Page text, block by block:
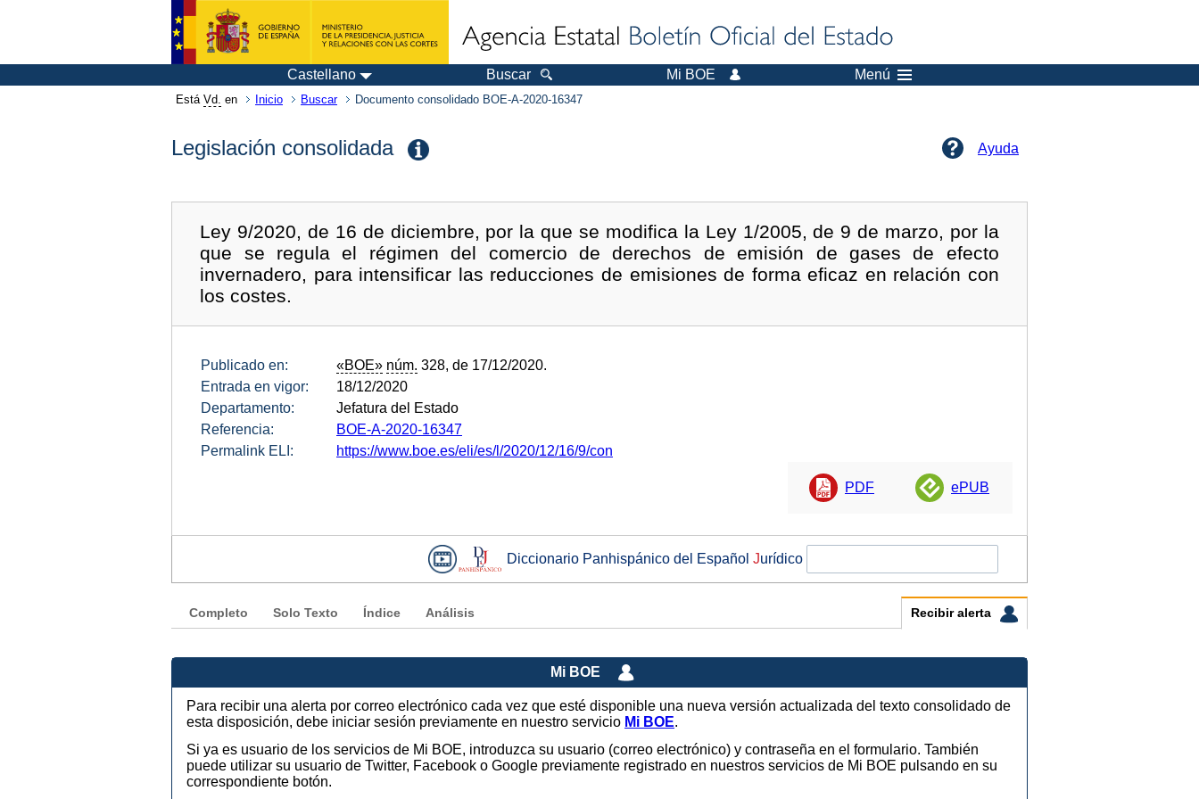
Castellano Buscar Mi BOE Menú
Está Vd. en Inicio Buscar Documento consolidado BOE-A-2020-16347
Legislación consolidada Ayuda
Ley 9/2020, de 16 de diciembre, por la que se modifica la Ley 1/2005, de 9 de marzo, por la
que se regula el régimen del comercio de derechos de emisión de gases de efecto
invernadero, para intensificar las reducciones de emisiones de forma eficaz en relación con
los costes.
Publicado en: «BOE» núm. 328, de 17/12/2020.
Entrada en vigor:
18/12/2020
Departamento:
Jefatura del Estado
Referencia:
BOE-A-2020-16347
Permalink ELI:
https://www.boe.es/eli/es/l/2020/12/16/9/con
PDF ePUB
Diccionario Panhispánico del Español Jurídico
Completo Solo Texto Índice Análisis Recibir alerta
Mi BOE
Para recibir una alerta por correo electrónico cada vez que esté disponible una nueva versión actualizada del texto consolidado de
esta disposición, debe iniciar sesión previamente en nuestro servicio Mi BOE.
Si ya es usuario de los servicios de Mi BOE, introduzca su usuario (correo electrónico) y contraseña en el formulario. También
puede utilizar su usuario de Twitter, Facebook o Google previamente registrado en nuestros servicios de Mi BOE pulsando en su
correspondiente botón.